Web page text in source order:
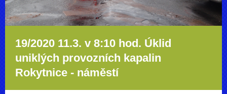
19/2020 11.3. v 8:10 hod. Úklid
uniklých provozních kapalin
Rokytnice - náměstí